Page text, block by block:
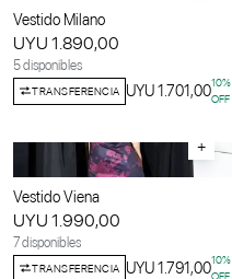
Vestido Milano
UYU 1.890,00
5 disponibles
TRANSFERENCIA UYU 1.701,0010%
OFF
+
Vestido Viena
UYU 1.990,00
7 disponibles
TRANSFERENCIA UYU 1.791,0010%
OFF